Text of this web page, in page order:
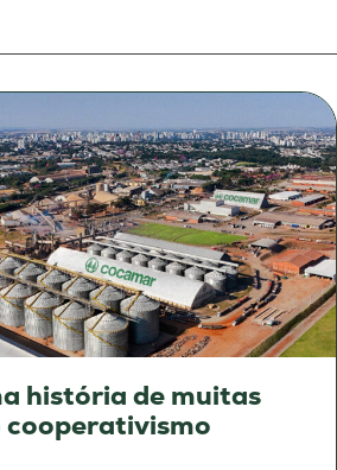
história de muitas
cooperativismo